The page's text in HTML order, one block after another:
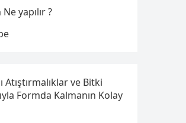
Ne yapılır ?
Atıştırmalıklar ve Bitki
Formda Kalmanın Kolay